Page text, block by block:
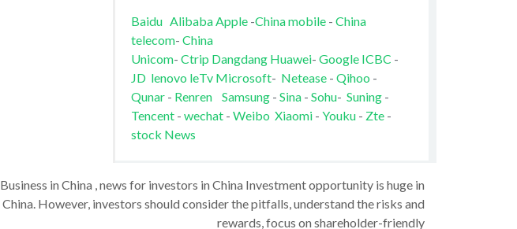
Baidu AlibabaApple-China mobile- China
telecom- China
Unicom- Ctrip Dangdang Huawei- Google ICBC -
JD lenovo leTv Microsoft- Netease- Qihoo -
Qunar- Renren Samsung- Sina- Sohu- Suning-
Tencent- wechat - Weibo Xiaomi- Youku - Zte-
stock News
Business in China , news for investors in China Investment opportunity is huge in
China. However, investors should consider the pitfalls, understand the risks and
rewards, focus on shareholder-friendly